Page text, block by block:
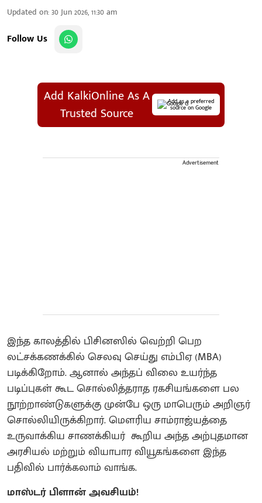
Updated on:30 Jun 2026, 11:30 am
Follow Us
Add KalkiOnline As A
Trusted Source
Add as a preferred
source on Google
Advertisement
இந்த காலத்தில் பிசினஸில் வெற்றி பெற
லட்சக்கணக்கில் செலவு செய்து எம்பிஏ (MBA)
படிக்கிறோம். ஆனால் அந்தப் விலை உயர்ந்த
படிப்புகள் கூட சொல்லித்தராத ரகசியங்களை பல
நூற்றாண்டுகளுக்கு முன்பே ஒரு மாபெரும் அறிஞர்
சொல்லியிருக்கிறார். மௌரிய சாம்ராஜ்யத்தை
உருவாக்கிய சாணக்கியர் கூறிய அந்த அற்புதமான
அரசியல் மற்றும் வியாபார வியூகங்களை இந்த
பதிவில் பார்க்கலாம் வாங்க.
மாஸ்டர் பிளான் அவசியம்!